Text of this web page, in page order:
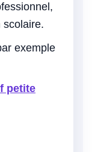
scolaire.
exemple
petite